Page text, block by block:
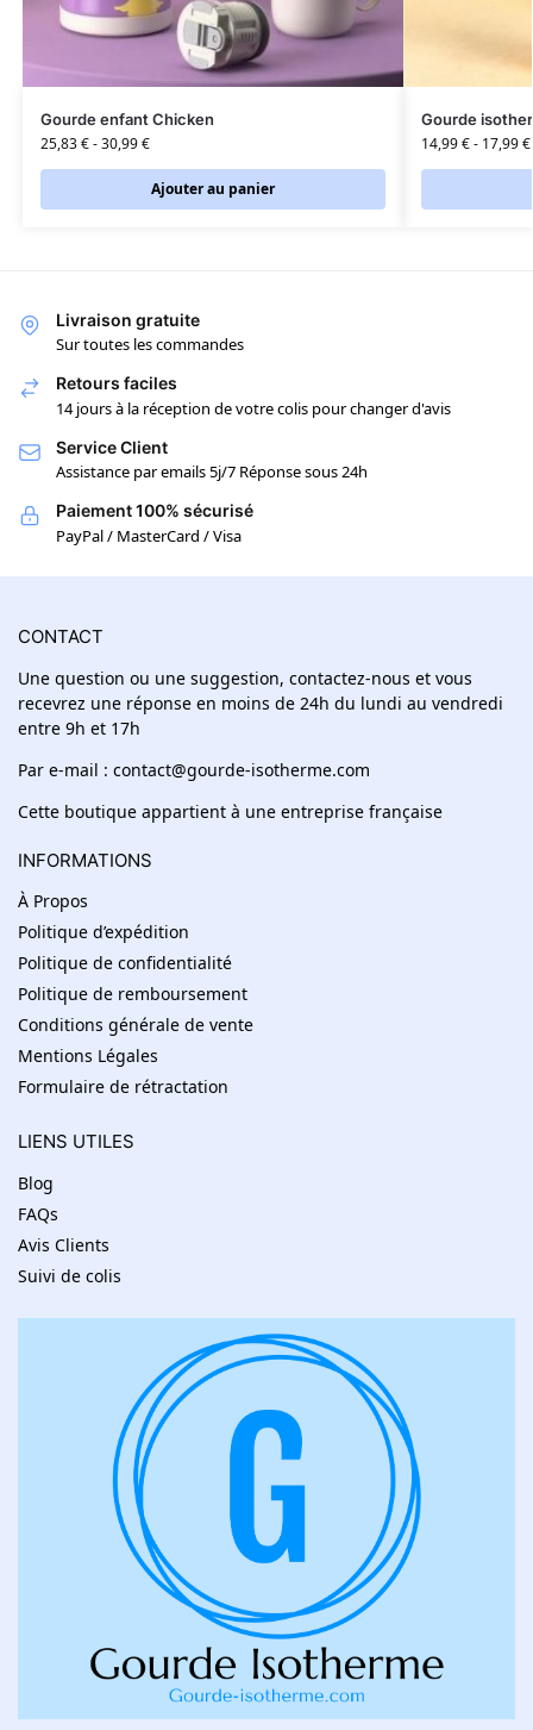
Gourde enfant Chicken
25,83€-30,99€
Ajouter au panier
Gourde
14,99€- 17,99€
Livraison gratuite
Sur toutes les commandes
Retours faciles
14 jours à la réception de votre colis pour changer d'avis
Service Client
Assistance par emails 5j/7 Réponse sous 24h
Paiement 100% sécurisé
PayPal / MasterCard / Visa
CONTACT
Une question ou une suggestion, contactez-nous et vous
recevrez une réponse en moins de 24h du lundi au vendredi
entre 9h et 17h
Par e-mail : contact@gourde-isotherme.com
Cette boutique appartient à une entreprise française
INFORMATIONS
À Propos
Politique d’expédition
Politique de confidentialité
Politique de remboursement
Conditions générale de vente
Mentions Légales
Formulaire de rétractation
LIENS UTILES
Blog
FAQs
Avis Clients
Suivi de colis